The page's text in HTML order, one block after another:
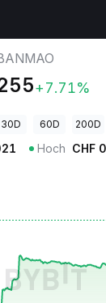
+7.71%
30D 60D 200D
Hoch CHF